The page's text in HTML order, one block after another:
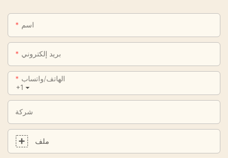
اسم
بريد إلكتروني
+1
الهاتف/واتساب
شركة
ملف